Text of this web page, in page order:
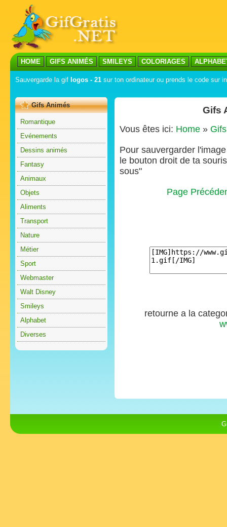
HOME GIFS ANIMÉS SMILEYS COLORIAGES
Sauvergarde la gif logos - 21 sur ton ordinateur ou prends le code sur
Gifs Animés
Romantique
Evénements
Dessins animés
Fantasy
Animaux
Objets
Aliments
Transport
Nature
Métier
Sport
Webmaster
Walt Disney
Smileys
Alphabet
Diverses
Gifs
Vous êtes ici: Home »
Pour sauvergarder
le bouton droit de ta
sous"
Page
retourne a la